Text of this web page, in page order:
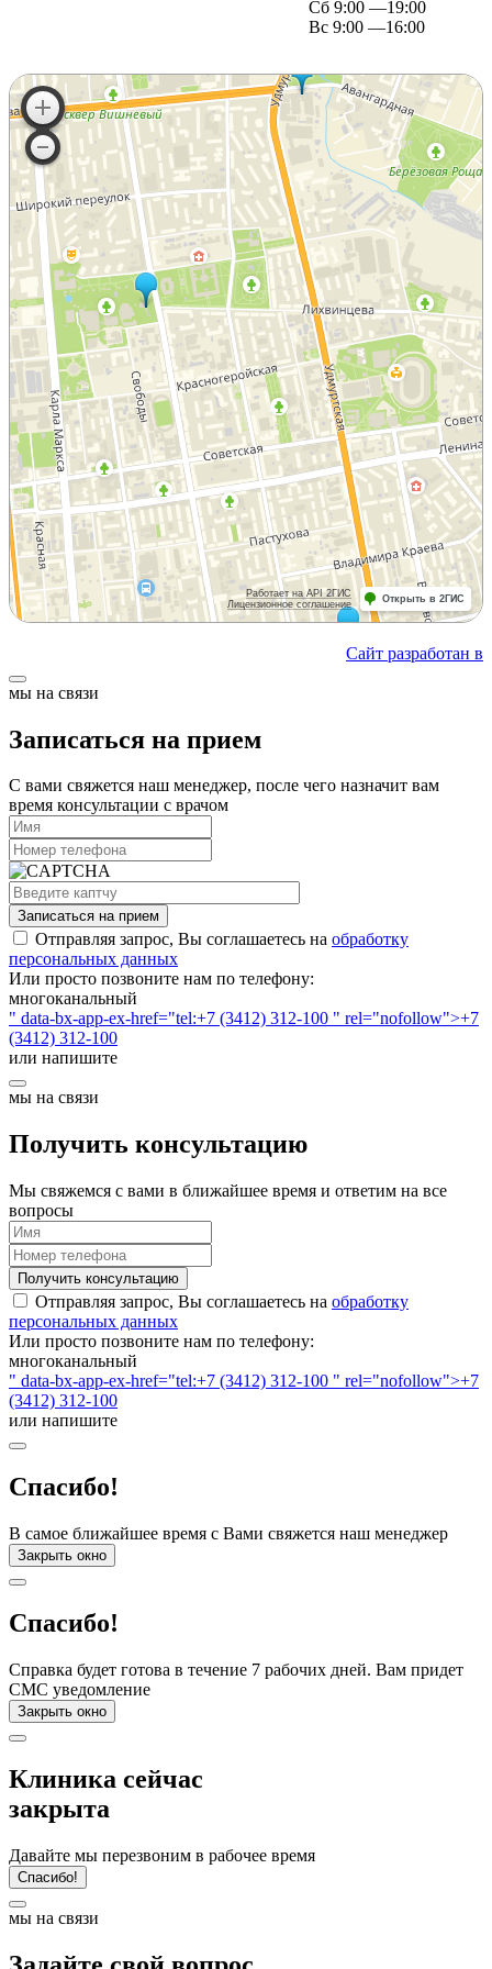
Сб 9:00 —19:00
Вс 9:00 —16:00
Сайт разработан в
мы на связи
Записаться на прием
С вами свяжется наш менеджер, после чего назначит вам
время консультации с врачом
Записаться на прием
Отправляя запрос, Вы соглашаетесь на обработку
персональных данных
Или просто позвоните нам по телефону:
многоканальный
" data-bx-app-ex-href="tel:+7 (3412) 312-100 " rel="nofollow">+7
(3412) 312-100
или напишите
мы на связи
Получить консультацию
Мы свяжемся с вами в ближайшее время и ответим на все
вопросы
Получить консультацию
Отправляя запрос, Вы соглашаетесь на обработку
персональных данных
Или просто позвоните нам по телефону:
многоканальный
" data-bx-app-ex-href="tel:+7 (3412) 312-100 " rel="nofollow">+7
(3412) 312-100
или напишите
Спасибо!
В самое ближайшее время с Вами свяжется наш менеджер
Закрыть окно
Спасибо!
Справка будет готова в течение 7 рабочих дней. Вам придет
СМС уведомление
Закрыть окно
Клиника сейчас
закрыта
Давайте мы перезвоним в рабочее время
Спасибо!
мы на связи